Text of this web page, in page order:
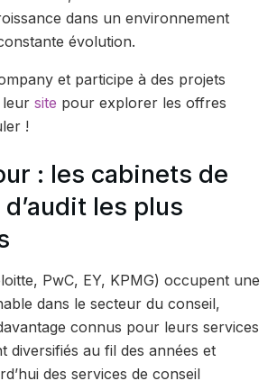
dans un environnement
évolution.
et participe à des projets
leur site pour explorer les offres
!
: les cabinets de
les plus
PwC, EY, KPMG) occupent une
dans le secteur du conseil,
connus pour leurs services
diversifiés au fil des années et
des services de conseil